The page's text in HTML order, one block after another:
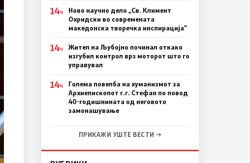
14Ч
Ново научно дело „Св. Климент
Охридски во современата
македонска творечка инспирација“
14Ч
Жител на Љубојно починал откако
изгубил контрол врз моторот што го
управувал
14Ч
Голема повелба на хуманизмот за
Архиепископот г.г. Стефан по повод
40-годишнината од неговото
замонашување
ПРИКАЖИ УШТЕ ВЕСТИ →